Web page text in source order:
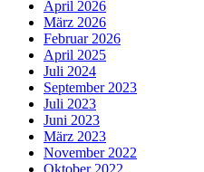
April 2026
März 2026
Februar 2026
April 2025
Juli 2024
September 2023
Juli 2023
Juni 2023
März 2023
November 2022